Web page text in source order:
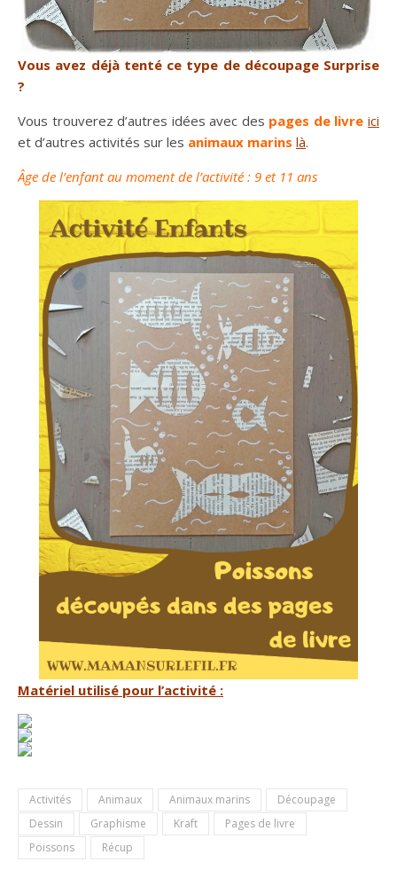
Vous avez déjà tenté ce type de découpage Surprise
?
Vous trouverez d’autres idées avec des pages de livre ici
et d’autres activités sur les animaux marins là.
Âge de l’enfant au moment de l’activité : 9 et 11 ans
Matériel utilisé pour l’activité :
Activités Animaux Animaux marins
Découpage
Dessin
Graphisme Kraft
Pages de livre
Poissons
Récup